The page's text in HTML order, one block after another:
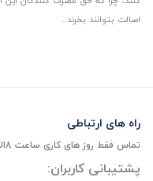
اصالت بتوانند بخرند..
راه های ارتباطی
تماس فقط روز های کاری ساعت 8الی13
پشتیبانی کاربران: